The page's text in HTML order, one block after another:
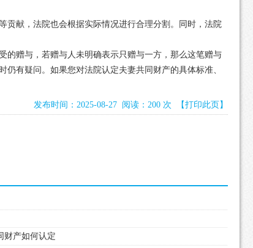
贡献，法院也会根据实际情况进行合理分割。同时，法院
的赠与，若赠与人未明确表示只赠与一方，那么这笔赠与
有疑问。如果您对法院认定夫妻共同财产的具体标准、
发布时间：2025-08-27 阅读：200 次 【打印此页】
财产如何认定